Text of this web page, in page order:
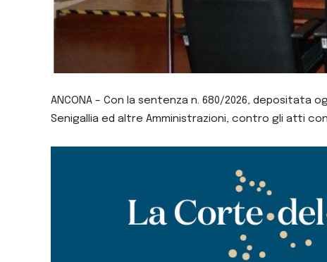
ANCONA – Con la sentenza n. 680/2026,
Senigallia ed altre Amministrazioni, contro gli atti